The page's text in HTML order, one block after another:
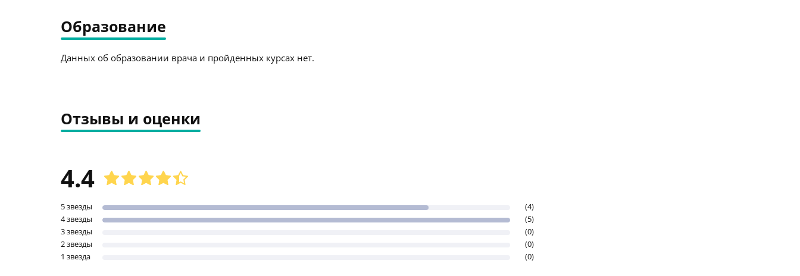
Образование
Данных об образовании врача и пройденных курсах нет.
Отзывы и оценки
4.4
5 звезды
(4)
4 звезды
(5)
3 звезды
(0)
2 звезды
(0)
1 звезда
(0)